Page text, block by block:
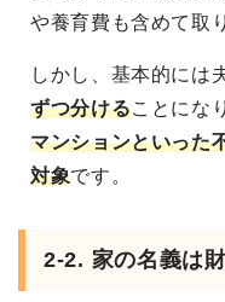
や養育費も含めて取
しかし、基本的には
ずつ分けることにな
マンションといった
対象です。
2-2. 家の名義は